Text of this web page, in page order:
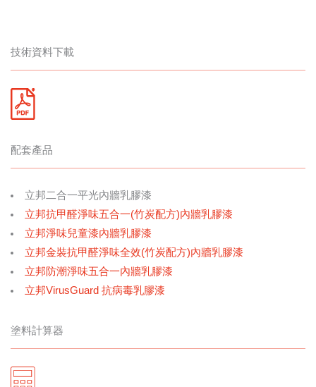
技術資料下載
配套產品
立邦二合一平光內牆乳膠漆
立邦抗甲醛淨味五合一(竹炭配方)內牆乳膠漆
立邦淨味兒童漆內牆乳膠漆
立邦金裝抗甲醛淨味全效(竹炭配方)內牆乳膠漆
立邦防潮淨味五合一內牆乳膠漆
立邦VirusGuard 抗病毒乳膠漆
塗料計算器